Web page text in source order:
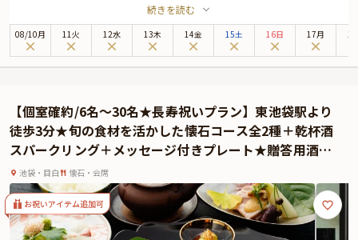
店です。美しい日本庭園を臨む店内は落ち着きがあり、特別な日の会食に最
適。上質なおもてなしと共に、極上のお料理を心ゆくまでご堪能ください。
お祝いランチプランでお召し上がりいただくのは、季節の恵みを感じられる会
プレートもご用意いたしました。
美しい和の風情を随所に感じられる「源氏香」で、特別な日にふさわしい贅沢
な時間をお過ごしください。
続きを読む
08/10月 11火 12水 13木 14金 15土 16日 17月
【個室確約/6名～30名★長寿祝いプラン】東池袋駅より
徒歩3分★旬の食材を活かした懐石コース全2種＋乾杯酒
スパークリング＋メッセージ付きプレート★贈答用酒器
『金箔冷酒セット』1個付き★
池袋・目白 懐石・会席
お祝いアイテム追加可